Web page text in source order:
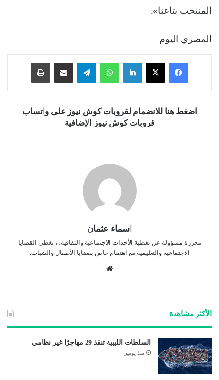
المنتخب بتاعنا».
المصري اليوم
فيسبوك ‫X لينكدإن واتساب تيلقرام
اضغط هنا للانضمام لقروبات كوش نيوز على واتساب
قروبات كوش نيوز الإضافية
اسماء عثمان
محررة مسؤولة عن تغطية الأحداث الاجتماعية والثقافية، ، تغطي القضايا
الاجتماعية والتعليمية مع اهتمام خاص بقضايا الأطفال والشباب.
الأكثر مشاهدة
السلطات الليبية تنقذ 29 مهاجرًا غير نظامي
منذ يومين